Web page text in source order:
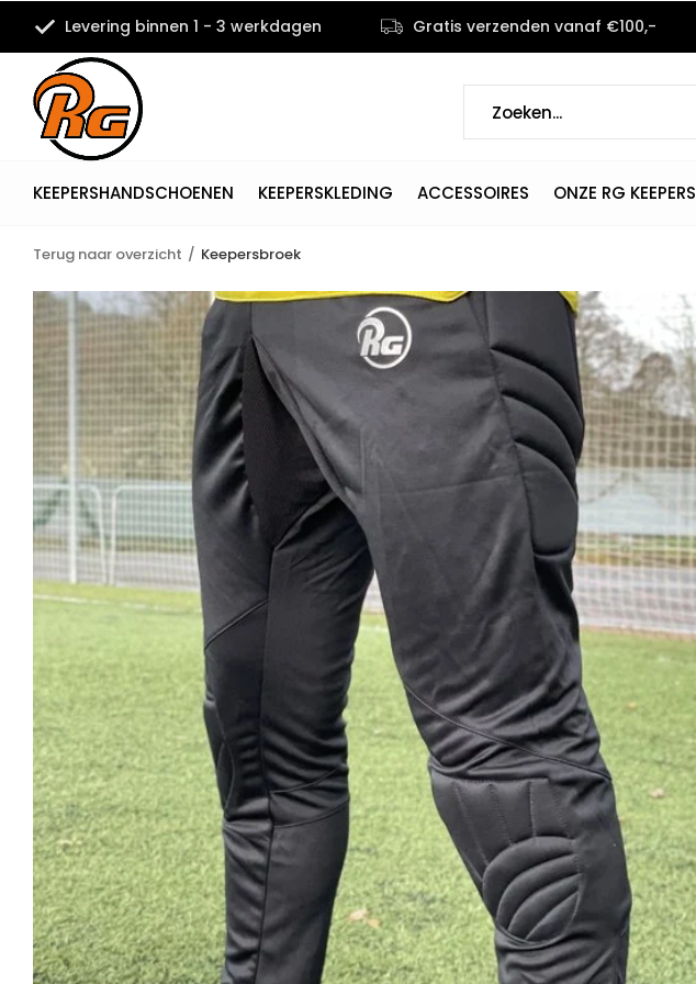
KEEPERSHANDSCHOENEN KEEPERSKLEDING ACCESSOIRES ONZE RG KEEPERS
Levering binnen 1 - 3 werkdagen Gratis verzenden vanaf €100,-
Terug naar overzicht Keepersbroek